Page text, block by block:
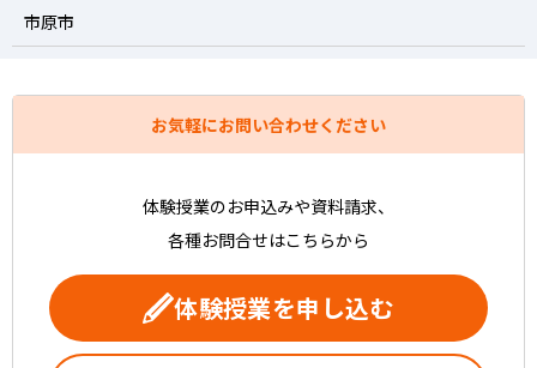
市原市
お気軽にお問い合わせください
体験授業のお申込みや資料請求、
各種お問合せはこちらから
体験授業を申し込む